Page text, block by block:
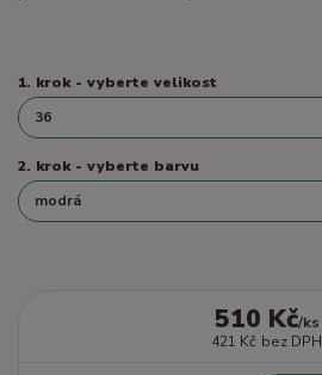
1. krok - vyberte velikost
2. krok - vyberte barvu
510 Kč/ks
421 Kč bez DPH